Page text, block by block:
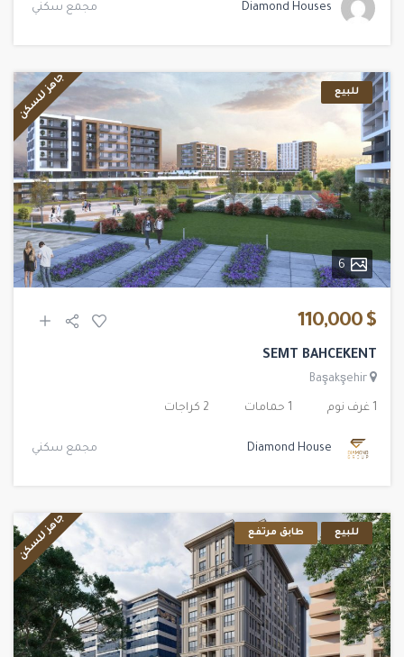
Diamond Houses مجمع سكني
للبيع جاهز للسكن
6
$ 110,000
SEMT BAHCEKENT
Başakşehir
1 غرف نوم 1 حمامات 2 كراجات
Diamond House مجمع سكني
للبيع طابق مرتفع جاهز للسكن